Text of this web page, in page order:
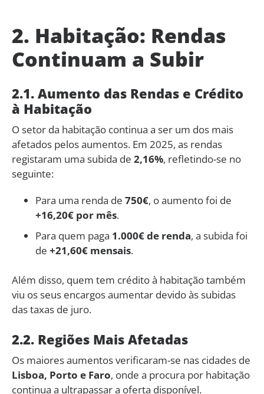
2. Habitação: Rendas
Continuam a Subir
2.1. Aumento das Rendas e Crédito
à Habitação
O setor da habitação continua a ser um dos mais
afetados pelos aumentos. Em 2025, as rendas
registaram uma subida de 2,16%, refletindo-se no
seguinte:
Para uma renda de 750€, o aumento foi de
+16,20€ por mês.
Para quem paga 1.000€ de renda, a subida foi
de +21,60€ mensais.
Além disso, quem tem crédito à habitação também
viu os seus encargos aumentar devido às subidas
das taxas de juro.
2.2. Regiões Mais Afetadas
Os maiores aumentos verificaram-se nas cidades de
Lisboa, Porto e Faro, onde a procura por habitação
continua a ultrapassar a oferta disponível.